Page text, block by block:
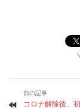
前の記事
コロナ解除後、